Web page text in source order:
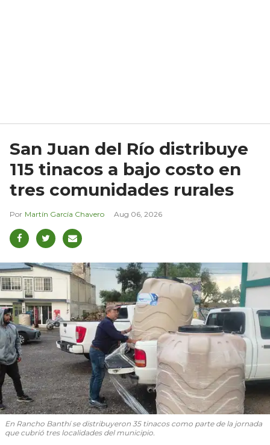
San Juan del Río distribuye
115 tinacos a bajo costo en
tres comunidades rurales
Martín García Chavero Aug 06, 2026
En Rancho Banthí se distribuyeron 35 tinacos como parte de la jornada
que cubrió tres localidades del municipio.